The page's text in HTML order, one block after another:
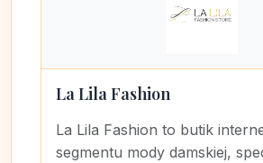
La Lila Fashion
La Lila Fashion to butik
segmentu mody damskiej,